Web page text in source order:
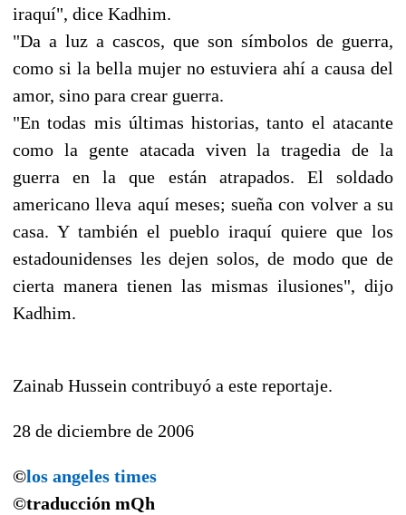
iraquí", dice Kadhim.
"Da a luz a cascos, que son símbolos de guerra,
como si la bella mujer no estuviera ahí a causa del
amor, sino para crear guerra.
"En todas mis últimas historias, tanto el atacante
como la gente atacada viven la tragedia de la
guerra en la que están atrapados. El soldado
americano lleva aquí meses; sueña con volver a su
casa. Y también el pueblo iraquí quiere que los
estadounidenses les dejen solos, de modo que de
cierta manera tienen las mismas ilusiones", dijo
Kadhim.
Zainab Hussein contribuyó a este reportaje.
28 de diciembre de 2006
©los angeles times
©traducción mQh